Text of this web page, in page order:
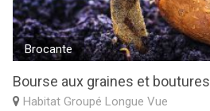
Brocante
Bourse aux graines et boutures
Habitat Groupé Longue Vue